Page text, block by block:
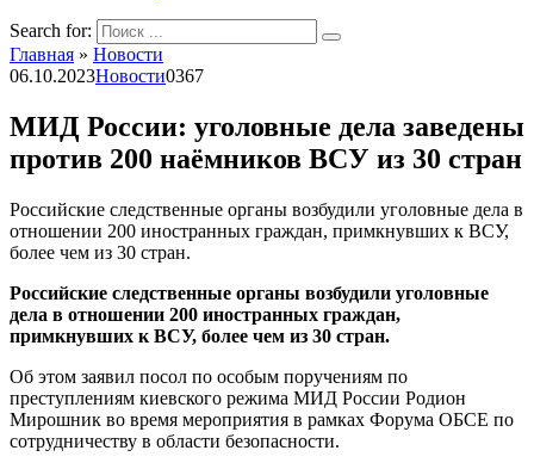
Search for:
Главная » Новости
06.10.2023Новости0367
МИД России: уголовные дела заведены
против 200 наёмников ВСУ из 30 стран
Российские следственные органы возбудили уголовные дела в
отношении 200 иностранных граждан, примкнувших к ВСУ,
более чем из 30 стран.
Российские следственные органы возбудили уголовные
дела в отношении 200 иностранных граждан,
примкнувших к ВСУ, более чем из 30 стран.
Об этом заявил посол по особым поручениям по
преступлениям киевского режима МИД России Родион
Мирошник во время мероприятия в рамках Форума ОБСЕ по
сотрудничеству в области безопасности.